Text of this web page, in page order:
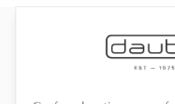
Bekijk de afwerking van